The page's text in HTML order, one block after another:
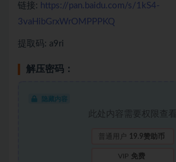
链接: https://pan.baidu.com/s/1kS4-
3vaHibGrxWrOMPPPKQ
提取码: a9ri
解压密码：
隐藏内容
此处内容需要权限查看
普通用户 19.9赞助币
VIP 免费